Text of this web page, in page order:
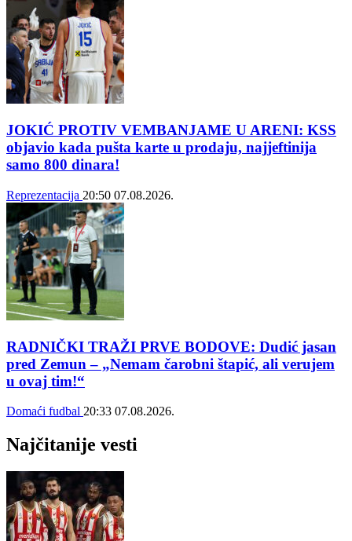
JOKIĆ PROTIV VEMBANJAME U ARENI: KSS
objavio kada pušta karte u prodaju, najjeftinija
samo 800 dinara!
Reprezentacija 20:50 07.08.2026.
RADNIČKI TRAŽI PRVE BODOVE: Dudić jasan
pred Zemun – „Nemam čarobni štapić, ali verujem
u ovaj tim!“
Domaći fudbal 20:33 07.08.2026.
Najčitanije vesti